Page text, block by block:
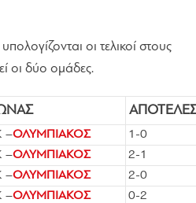
οι τελικοί στους
οι δύο ομάδες.
–ΟΛΥΜΠΙΑΚΟΣ
1-0
–ΟΛΥΜΠΙΑΚΟΣ
2-1
–ΟΛΥΜΠΙΑΚΟΣ
2-0
–ΟΛΥΜΠΙΑΚΟΣ
0-2